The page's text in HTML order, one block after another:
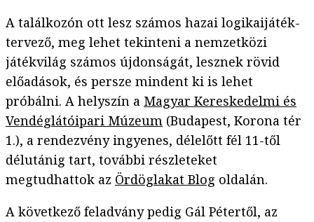
A találkozón ott lesz számos hazai logikaijáték-
tervező, meg lehet tekinteni a nemzetközi
játékvilág számos újdonságát, lesznek rövid
előadások, és persze mindent ki is lehet
próbálni. A helyszín a Magyar Kereskedelmi és
Vendéglátóipari Múzeum (Budapest, Korona tér
1.), a rendezvény ingyenes, délelőtt fél 11-től
délutánig tart, további részleteket
megtudhattok az Ördöglakat Blog oldalán.
A következő feladvány pedig Gál Pétertől, az